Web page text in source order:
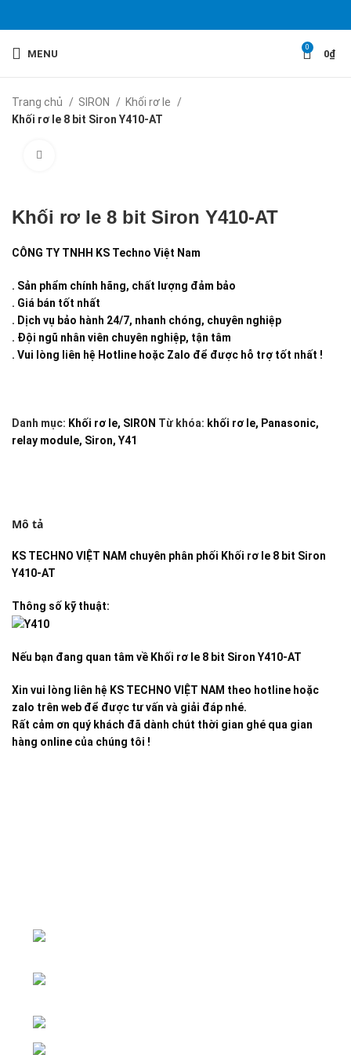
MENU
0
0₫
Trang chủ SIRON
Khối rơ le
Khối rơ le 8 bit Siron Y410-AT
Khối rơ le 8 bit Siron Y410-AT
CÔNG TY TNHH KS Techno Việt Nam
. Sản phẩm chính hãng, chất lượng đảm bảo
. Giá bán tốt nhất
. Dịch vụ bảo hành 24/7, nhanh chóng, chuyên nghiệp
. Đội ngũ nhân viên chuyên nghiệp, tận tâm
. Vui lòng liên hệ Hotline hoặc Zalo để được hỗ trợ tốt nhất !
Danh mục: Khối rơ le, SIRON Từ khóa: khối rơ le, Panasonic,
relay module, Siron, Y41
Mô tả
KS TECHNO VIỆT NAM chuyên phân phối Khối rơ le 8 bit Siron
Y410-AT
Thông số kỹ thuật:
Nếu bạn đang quan tâm về Khối rơ le 8 bit Siron Y410-AT
Xin vui lòng liên hệ KS TECHNO VIỆT NAM theo hotline hoặc
zalo trên web để được tư vấn và giải đáp nhé.
Rất cảm ơn quý khách đã dành chút thời gian ghé qua gian
hàng online của chúng tôi !